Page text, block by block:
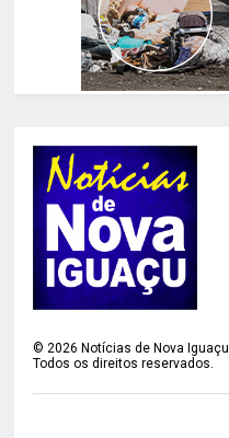
©2026 Notícias de Nova Iguaçu
Todos os direitos reservados.